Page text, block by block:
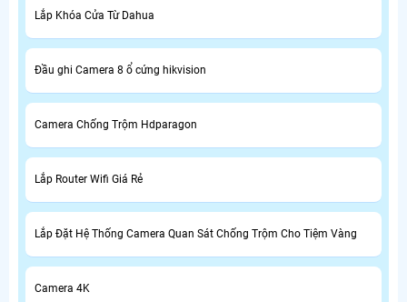
Lắp Khóa Cửa Từ Dahua
Đầu ghi Camera 8 ổ cứng hikvision
Camera Chống Trộm Hdparagon
Lắp Router Wifi Giá Rẻ
Lắp Đặt Hệ Thống Camera Quan Sát Chống Trộm Cho Tiệm Vàng
Camera 4K